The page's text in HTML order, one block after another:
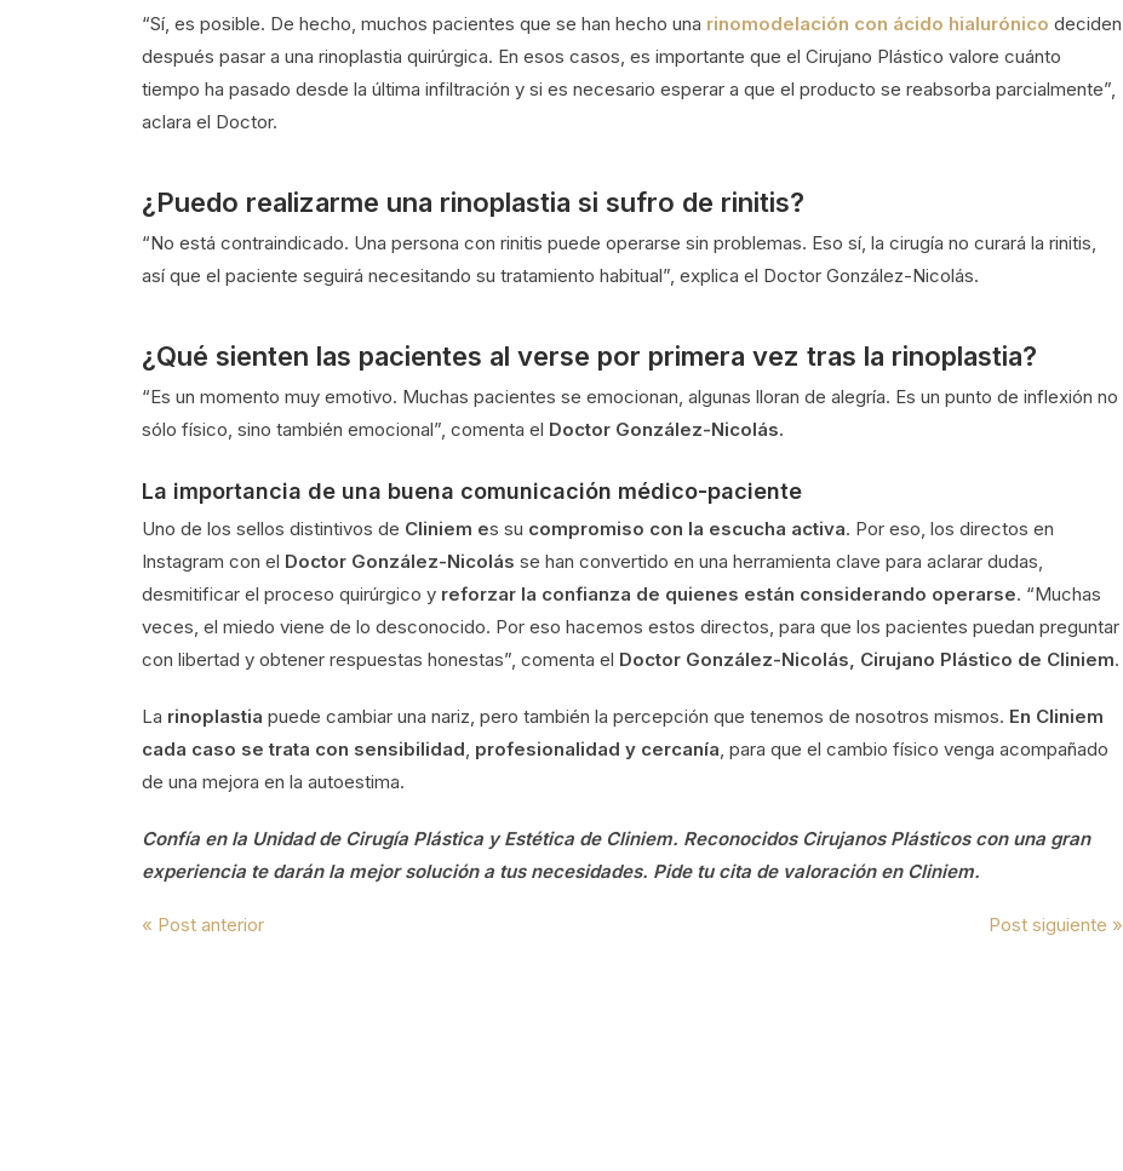
“Sí, es posible. De hecho, muchos pacientes que se han hecho una rinomodelación con ácido hialurónico deciden
después pasar a una rinoplastia quirúrgica. En esos casos, es importante que el Cirujano Plástico valore cuánto
tiempo ha pasado desde la última infiltración y si es necesario esperar a que el producto se reabsorba parcialmente”,
aclara el Doctor.
¿Puedo realizarme una rinoplastia si sufro de rinitis?
“No está contraindicado. Una persona con rinitis puede operarse sin problemas. Eso sí, la cirugía no curará la rinitis,
así que el paciente seguirá necesitando su tratamiento habitual”, explica el Doctor González-Nicolás.
¿Qué sienten las pacientes al verse por primera vez tras la rinoplastia?
“Es un momento muy emotivo. Muchas pacientes se emocionan, algunas lloran de alegría. Es un punto de inflexión no
sólo físico, sino también emocional”, comenta el Doctor González-Nicolás.
La importancia de una buena comunicación médico-paciente
Uno de los sellos distintivos de Cliniem es su compromiso con la escucha activa. Por eso, los directos en
Instagram con el Doctor González-Nicolás se han convertido en una herramienta clave para aclarar dudas,
desmitificar el proceso quirúrgico y reforzar la confianza de quienes están considerando operarse. “Muchas
veces, el miedo viene de lo desconocido. Por eso hacemos estos directos, para que los pacientes puedan preguntar
con libertad y obtener respuestas honestas”, comenta el Doctor González-Nicolás, Cirujano Plástico de Cliniem.
La rinoplastia puede cambiar una nariz, pero también la percepción que tenemos de nosotros mismos. En Cliniem
cada caso se trata con sensibilidad, profesionalidad y cercanía, para que el cambio físico venga acompañado
de una mejora en la autoestima.
Confía en la Unidad de Cirugía Plástica y Estética de Cliniem. Reconocidos Cirujanos Plásticos con una gran
experiencia te darán la mejor solución a tus necesidades. Pide tu cita de valoración en Cliniem.
Navegación
« Post anterior Post siguiente »